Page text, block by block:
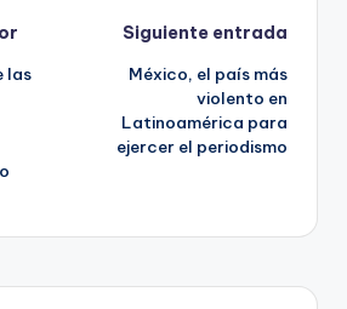
las
Siguiente entrada
México, el país más
violento en
Latinoamérica para
ejercer el periodismo